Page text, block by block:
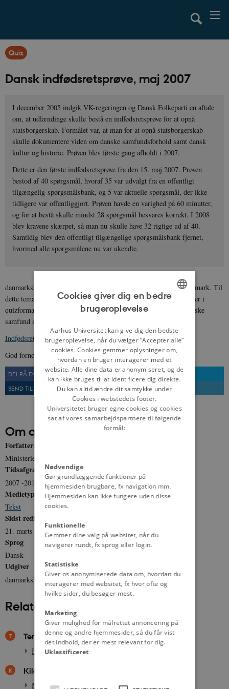
Quiz
Dansk indfødsretsprøve, maj 2007
I december 2005 indgik VK-regeringen og Dansk Folkeparti en aftale
om, at udlændinge skulle bestå en indfødsretsprøve for at opnå
statsborgerskab. Formålet var, at man for at opnå statsborgerskab
skulle dokumentere viden om danske samfundsforhold samt dansk
kultur og historie. Prøven blev første gang afholdt i 2007.
Dette er den første indfødsretsprøve fra den 15. maj 2007. Prøven
bestod af 40 spørgsmål, hvoraf 35 var udvalgt fra en offentligt
tilgængelig spørgsmålsbank, og 5 var aktuelle spørgsmål, der ikke
tidligere var offentliggjort. Prøven havde en varighed på 60 minutter,
og for at bestå skulle mindst 28 spørgsmål besvares korrekt. I 2008
blev kravene skærpet, så man nu skulle have 32 rigtige ud af 40.
Samtidig blev den offentligt tilgængelige spørgsmålsbank fjernet,
hvormed alle spørgsmålene nu var ukendte.
danmarkshistorien.dk har udarbejdet et tema om indfødsret i Danmark. Til
dette tema har vi knyttet en række af de originale indfødsretsprøver i
quizformat. Få et indblik i prøverne, og test din viden om det danske
samfund samt dansk historie og kultur.
Indfødsretsprøven den 15. maj 2007
God fornøjelse!
DEL PÅ FACEBOOK
DEL PÅ TWITTER
SEND TIL EN VEN
UDSKRIV
Om quizzen
Forfatter(e)
Ministeriet for flygtninge, indvandrere og integration
Tidsafgrænsning
2007 -2011
Medietype
Tekst
Sidst redigeret
21. marts 2012
Sprog
Dansk
Udgiver
danmarkshistorien.dk
Relateret indhold
Temaer
Historiekanon og indfødsret, efter 2005
Kilder
Mål for historieundervisningen 2002 og 2009
DANISH
Cookies giver dig en bedre
brugeroplevelse
Aarhus Universitet kan give dig den bedste
brugeroplevelse, når du vælger ”Accepter alle”
cookies. Cookies gemmer oplysninger om,
hvordan en bruger interagerer med et
website. Alle dine data er anonymiseret, og de
kan ikke bruges til at identificere dig direkte.
Du kan altid ændre dit samtykke under
Cookies i webstedets footer.
Universitetet bruger egne cookies og cookies
sat af vores samarbejdspartnere til følgende
formål:
Nødvendige
Gør grundlæggende funktioner på
hjemmesiden brugbare, fx navigation mm.
Hjemmesiden kan ikke fungere uden disse
cookies.
Funktionelle
Gemmer dine valg på websitet, når du
navigerer rundt, fx sprog eller login.
Statistiske
Giver os anonymiserede data om, hvordan du
interagerer med websitet, fx hvor ofte og
hvilke sider, du besøger mest.
Marketing
Giver mulighed for målrettet annoncering på
denne og andre hjemmesider, så du får vist
det indhold, der er mest relevant for dig.
Uklassificeret